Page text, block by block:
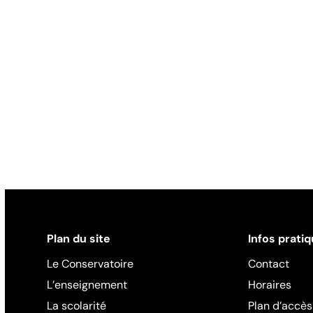
Plan du site
Le Conservatoire
L’enseignement
La scolarité
Infos
Contact
Horaires
Plan d’accès